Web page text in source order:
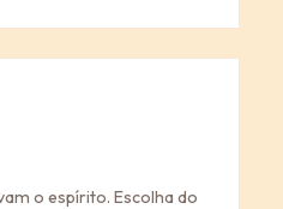
o espírito. Escolha do